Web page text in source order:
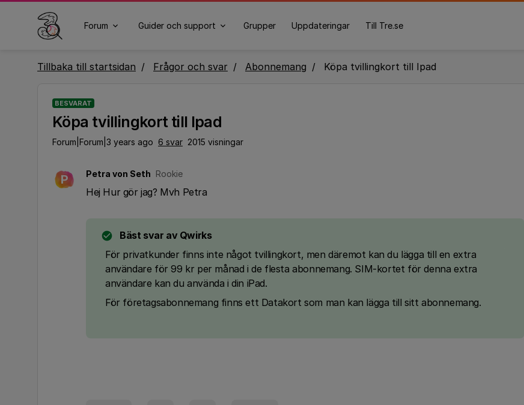
Forum Guider och support Grupper Uppdateringar Till Tre.se
Tillbaka till startsidan Frågor och svar Abonnemang Köpa tvillingkort till Ipad
BESVARAT
Köpa tvillingkort till Ipad
Forum|Forum|3 years ago 6 svar 2015 visningar
P Petra von Seth Rookie
Hej Hur gör jag? Mvh Petra
Bäst svar av Qwirks
För privatkunder finns inte något tvillingkort, men däremot kan du lägga till en extra
användare för 99 kr per månad i de flesta abonnemang. SIM-kortet för denna extra
användare kan du använda i din iPad.
För företagsabonnemang finns ett Datakort som man kan lägga till sitt abonnemang.